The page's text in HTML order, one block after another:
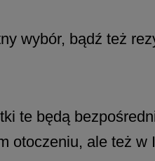
wybór, bądź też
te będą
otoczeniu, ale też w